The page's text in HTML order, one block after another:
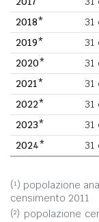
2018*
31
2019*
31
2020*
31
2021*
31
2022*
31
2023*
31
2024*
31
(¹) popolazione
censimento 2011
(²) popolazione